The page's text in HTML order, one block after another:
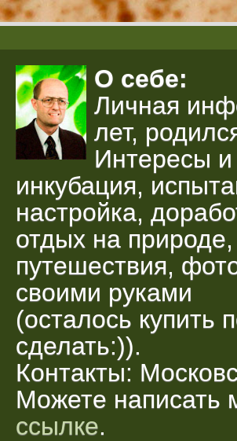
О себе:
Личная
лет,
Интересы
инкубация,
настройка,
отдых на природе,
путешествия,
своими руками
(осталось купить
сделать:)).
Контакты:
Можете написать
ссылке.